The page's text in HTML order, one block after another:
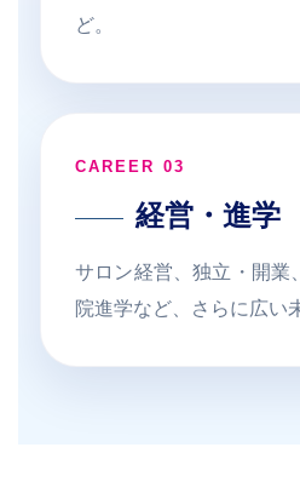
ど。
CAREER 03
経営・進学
サロン経営、独立・開業
院進学など、さらに広い